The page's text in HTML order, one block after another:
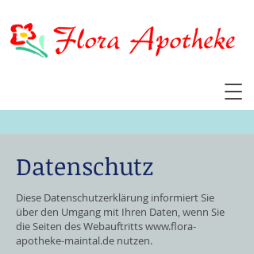
Datenschutz
Diese Datenschutzerklärung informiert Sie
über den Umgang mit Ihren Daten, wenn Sie
die Seiten des Webauftrittswww.flora-
apotheke-maintal.de nutzen.